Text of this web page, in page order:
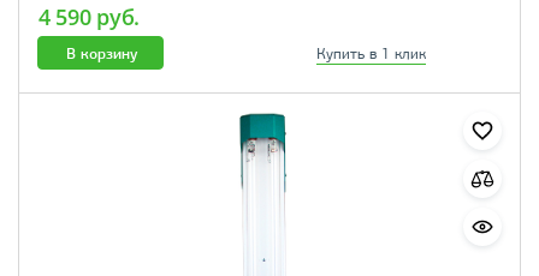
4 590 руб.
В корзину Купить в 1 клик